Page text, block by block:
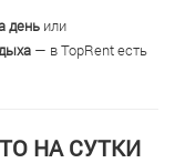
день или
— в TopRent есть
НА СУТКИ